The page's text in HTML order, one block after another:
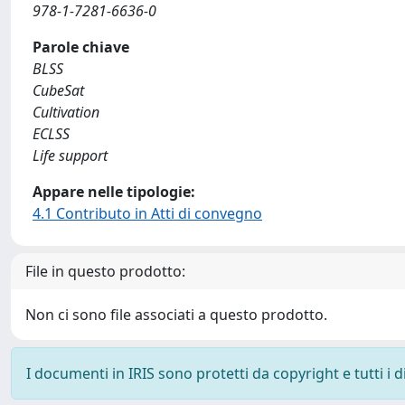
978-1-7281-6636-0
Parole chiave
BLSS
CubeSat
Cultivation
ECLSS
Life support
Appare nelle tipologie:
4.1 Contributo in Atti di convegno
File in questo prodotto:
Non ci sono file associati a questo prodotto.
I documenti in IRIS sono protetti da copyright e tutti i